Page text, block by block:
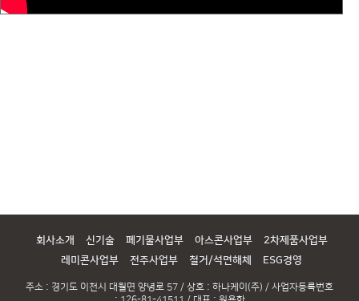
회사소개 신기술 폐기물사업부 아스콘사업부
2차제품사업부
레미콘사업부
전주사업부 철거/석면해체 ESG경영
주소 : 경기도 이천시 대월면 양녕로 57 / 상호 : 하나케이(주) / 사업자등록번호